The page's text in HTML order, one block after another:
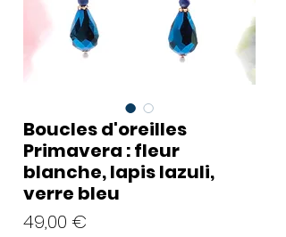
Boucles d'oreilles
Primavera : fleur
blanche, lapis lazuli,
verre bleu
49,00 €